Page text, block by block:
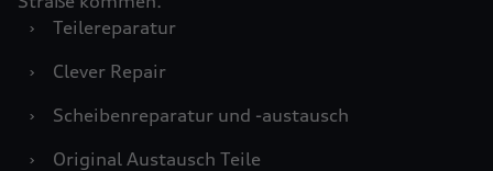
›
Teilereparatur
›
Clever Repair
›
Scheibenreparatur und -austausch
›
Original Austausch Teile